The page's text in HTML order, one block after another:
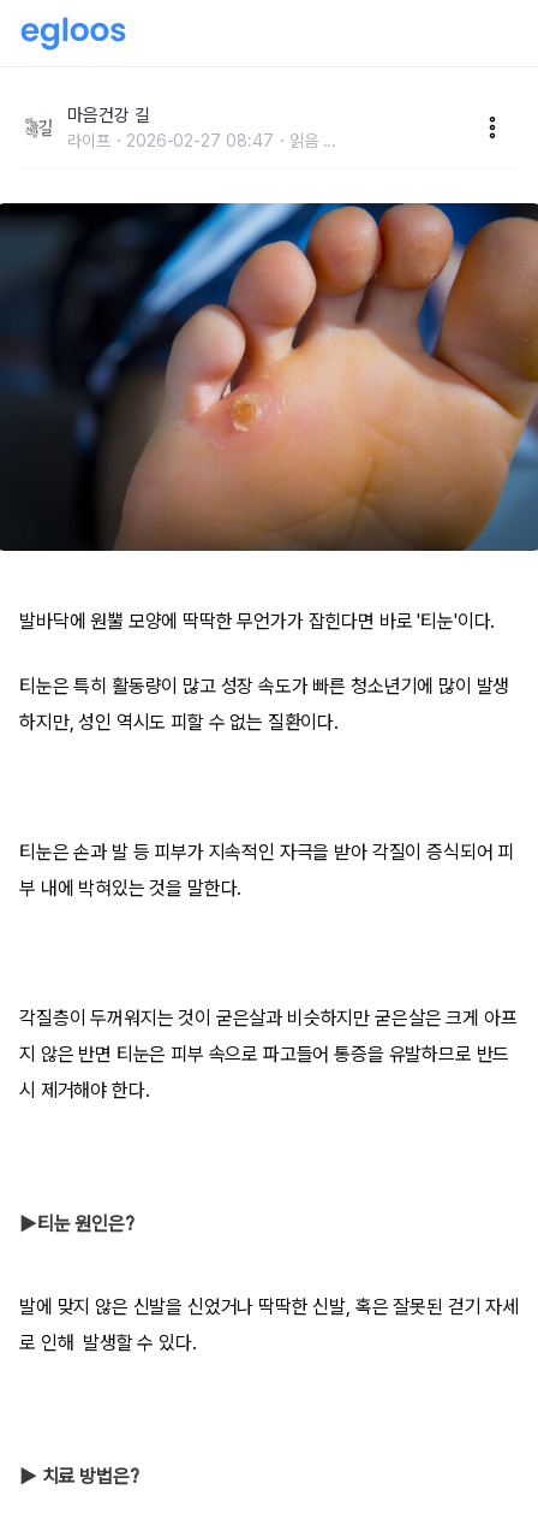
마음건강 길
라이프 2026-02-27 08:47 읽음 ...
발바닥에 원뿔 모양에 딱딱한 무언가가 잡힌다면 바로 '티눈'이다.
티눈은 특히 활동량이 많고 성장 속도가 빠른 청소년기에 많이 발생
하지만, 성인 역시도 피할 수 없는 질환이다.
티눈은 손과 발 등 피부가 지속적인 자극을 받아 각질이 증식되어 피
부 내에 박혀있는 것을 말한다.
각질층이 두꺼워지는 것이 굳은살과 비슷하지만 굳은살은 크게 아프
지 않은 반면 티눈은 피부 속으로 파고들어 통증을 유발하므로 반드
시 제거해야 한다.
▶티눈 원인은?
발에 맞지 않은 신발을 신었거나 딱딱한 신발, 혹은 잘못된 걷기 자세
로 인해 발생할 수 있다.
▶ 치료 방법은?